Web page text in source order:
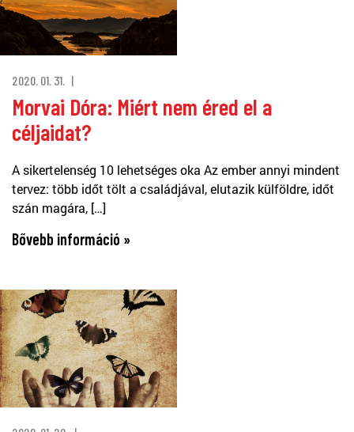
2020. 01. 31.
Morvai Dóra: Miért nem éred el a
céljaidat?
A sikertelenség 10 lehetséges oka Az ember annyi mindent
tervez: több időt tölt a családjával, elutazik külföldre, időt
szán magára, […]
Bővebb információ »